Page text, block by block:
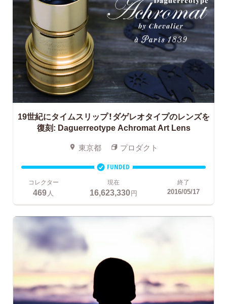
19世紀にタイムスリップ！ダゲレオタイプのレンズを
復刻: Daguerreotype Achromat Art Lens
東京都 プロダクト
FUNDED
コレクター
469人
現在
16,623,330円
終了
2016/05/17